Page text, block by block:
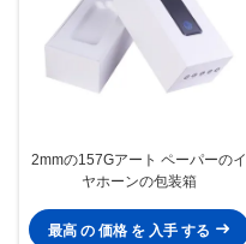
2mmの157Gアート ペーパーのイ
ヤホーンの包装箱
最高 の 価格 を 入手 する